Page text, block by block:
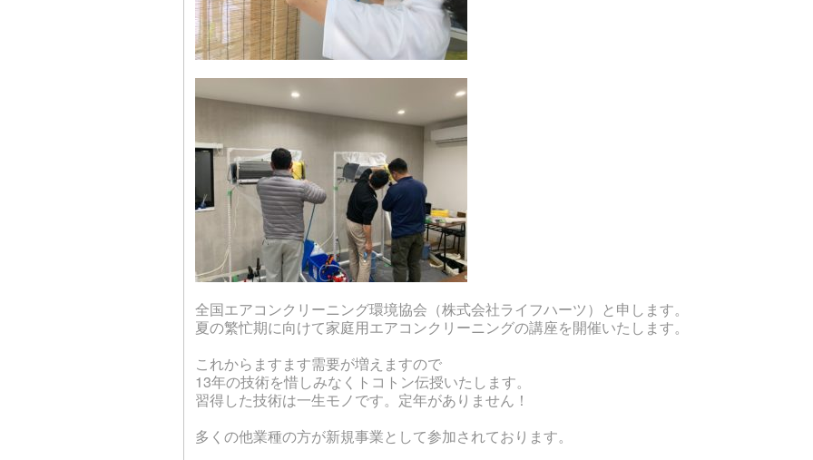
全国エアコンクリーニング環境協会（株式会社ライフハーツ）と申します。
夏の繁忙期に向けて家庭用エアコンクリーニングの講座を開催いたします。
これからますます需要が増えますので
13年の技術を惜しみなくトコトン伝授いたします。
習得した技術は一生モノです。定年がありません！
多くの他業種の方が新規事業として参加されております。